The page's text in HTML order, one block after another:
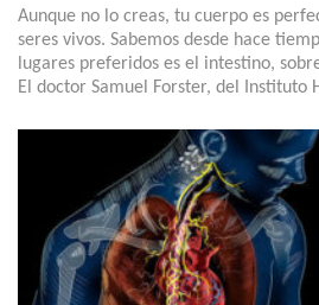
Aunque no lo creas, tu cuerpo es
seres vivos. Sabemos desde hace
lugares preferidos es el intestino,
El doctor Samuel Forster, del Instituto